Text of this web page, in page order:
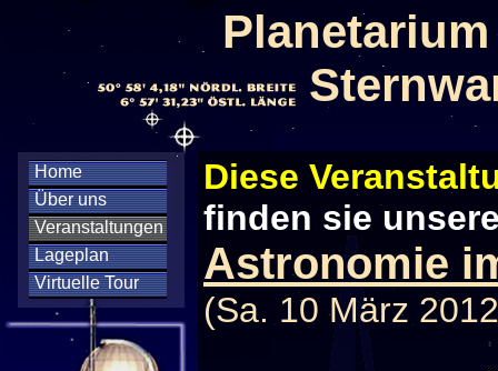
Home
Über uns
Veranstaltungen
Lageplan
Virtuelle Tour
Diese
finden sie
Astronomie
(Sa. 10 März